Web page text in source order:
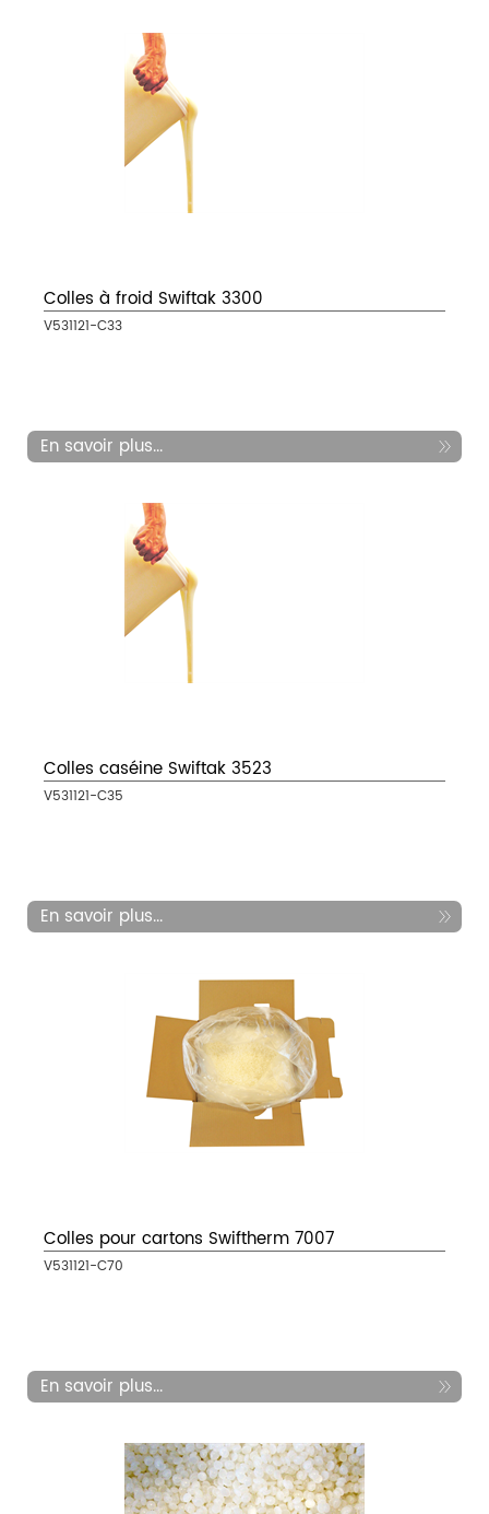
Colles à froid Swiftak 3300
V531121-C33
En savoir plus...
Colles caséine Swiftak 3523
V531121-C35
En savoir plus...
Colles pour cartons Swiftherm 7007
V531121-C70
En savoir plus...